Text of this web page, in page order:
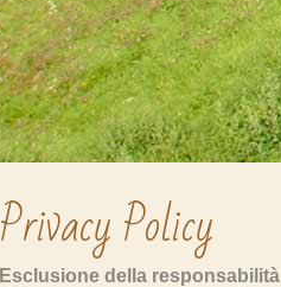
Privacy Policy
Esclusione della responsabilità